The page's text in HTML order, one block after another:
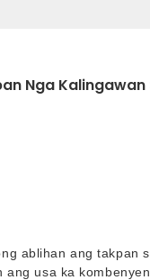
Nga Kalingawan
ablihan ang takpan
usa ka